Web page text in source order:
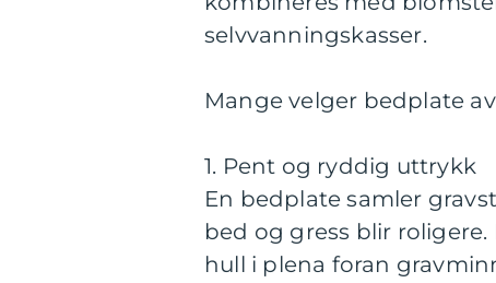
selvvanningskasser.
Mange velger bedplate
1. Pent og ryddig uttrykk
En bedplate samler
bed og gress blir
hull i plena foran